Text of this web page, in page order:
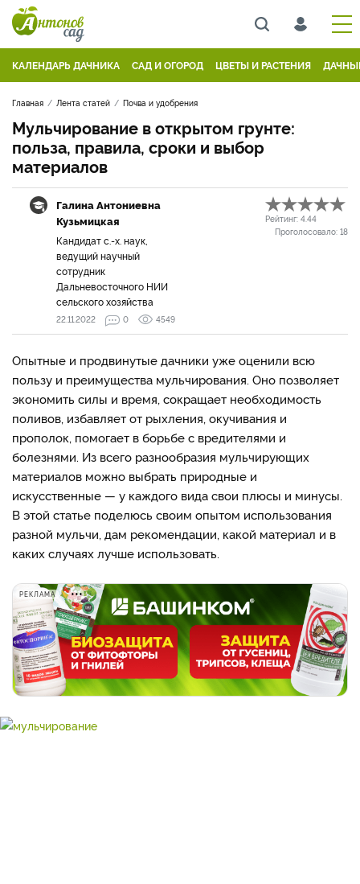
КАЛЕНДАРЬ ДАЧНИКА САД И ОГОРОД ЦВЕТЫ И РАСТЕНИЯ
Главная Лента статей Почва и удобрения
Мульчирование в открытом грунте:
польза, правила, сроки и выбор
материалов
Галина Антониевна
Кузьмицкая
Кандидат с.-х. наук,
ведущий научный
сотрудник
Дальневосточного НИИ
сельского хозяйства
Рейтинг: 4.44
Проголосовало: 18
22.11.2022 0 4549
Опытные и продвинутые дачники уже оценили всю
пользу и преимущества мульчирования. Оно позволяет
экономить силы и время, сокращает необходимость
поливов, избавляет от рыхления, окучивания и
прополок, помогает в борьбе с вредителями и
болезнями. Из всего разнообразия мульчирующих
материалов можно выбрать природные и
искусственные — у каждого вида свои плюсы и минусы.
В этой статье поделюсь своим опытом использования
разной мульчи, дам рекомендации, какой материал и в
каких случаях лучше использовать.
РЕКЛАМА